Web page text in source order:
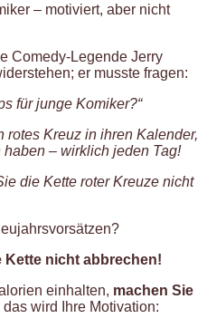
– motiviert, aber nicht
Comedy-Legende Jerry
er musste fragen:
für junge Komiker?“
rotes Kreuz in ihren Kalender,
– wirklich jeden Tag!
die Kette roter Kreuze nicht
Kette nicht abbrechen!
einhalten, machen Sie
das wird Ihre Motivation: